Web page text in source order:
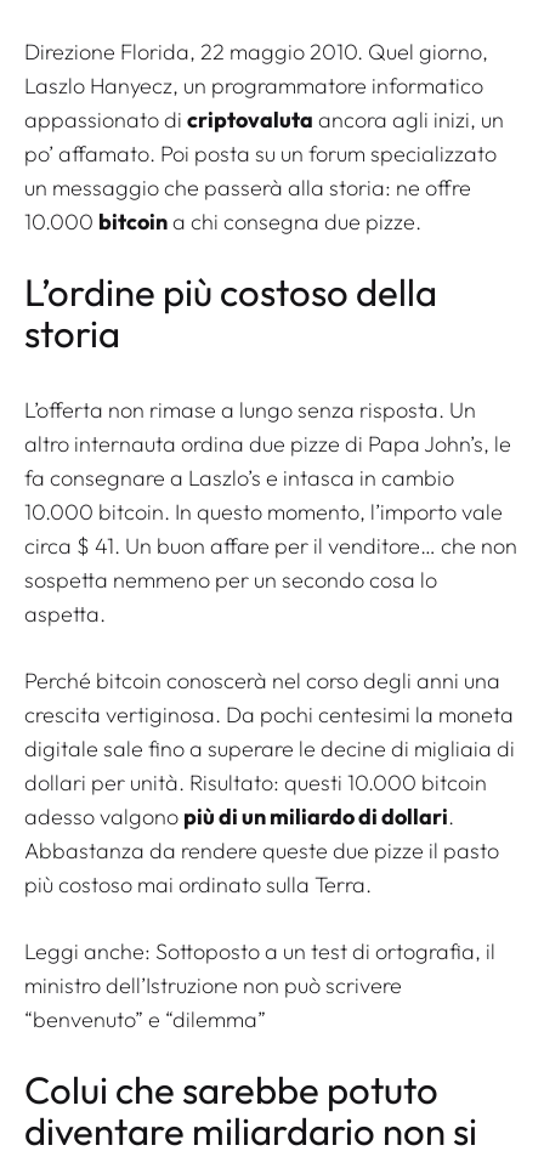
Direzione Florida, 22 maggio 2010. Quel giorno,
Laszlo Hanyecz, un programmatore informatico
appassionato di criptovaluta ancora agli inizi, un
po’ affamato. Poi posta su un forum specializzato
un messaggio che passerà alla storia: ne offre
10.000 bitcoina chi consegna due pizze.
L’ordine più costoso della
storia
L’offerta non rimase a lungo senza risposta. Un
altro internauta ordina due pizze di Papa John’s, le
fa consegnare a Laszlo’s e intasca in cambio
10.000 bitcoin. In questo momento, l’importo vale
circa $ 41. Un buon affare per il venditore… che non
sospetta nemmeno per un secondo cosa lo
aspetta.
Perché bitcoin conoscerà nel corso degli anni una
crescita vertiginosa. Da pochi centesimi la moneta
digitale sale fino a superare le decine di migliaia di
dollari per unità. Risultato: questi 10.000 bitcoin
adesso valgono più di un miliardo di dollari.
Abbastanza da rendere queste due pizze il pasto
più costoso mai ordinato sulla Terra.
Leggi anche: Sottoposto a un test di ortografia, il
ministro dell’Istruzione non può scrivere
“benvenuto” e “dilemma”
Colui che sarebbe potuto
diventare miliardario non si